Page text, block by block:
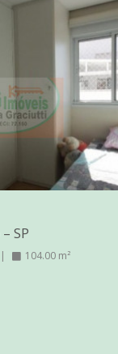
– SP
104.00 m²